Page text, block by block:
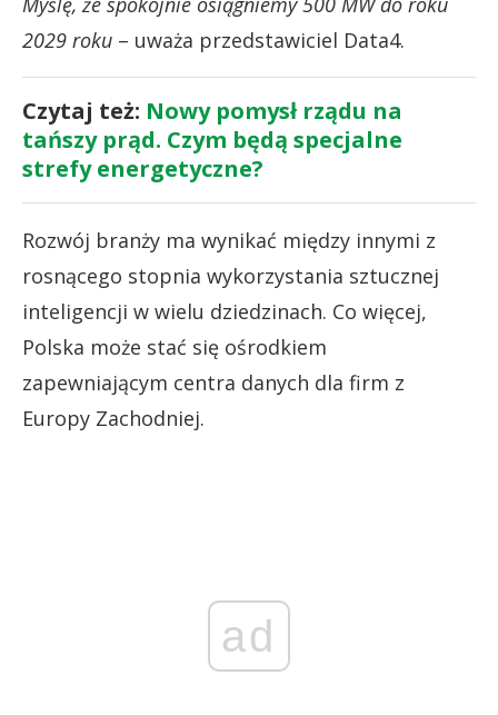
2029 roku – uważa przedstawiciel Data4.
Czytaj też: Nowy pomysł rządu na
tańszy prąd. Czym będą specjalne
strefy energetyczne?
Rozwój branży ma wynikać między innymi z
rosnącego stopnia wykorzystania sztucznej
inteligencji w wielu dziedzinach. Co więcej,
Polska może stać się ośrodkiem
zapewniającym centra danych dla firm z
Europy Zachodniej.
ad